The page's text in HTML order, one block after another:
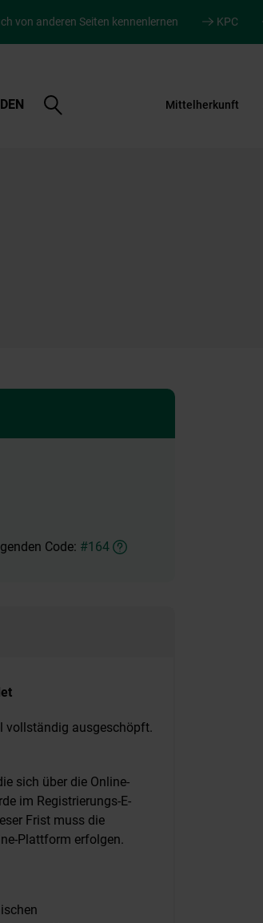
von anderen Seiten kennenlernen KPC
Suche
öffnen
Mittelherkunft
Code: #164
vollständig ausgeschöpft.
sich über die Online-
im Registrierungs-E-
Frist muss die
Plattform erfolgen.